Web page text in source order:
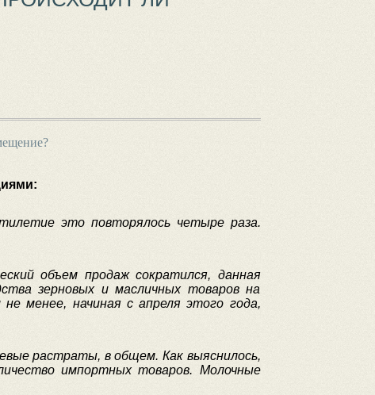
это повторялось четыре раза.
объем продаж сократился, данная
зерновых и масличных товаров на
менее, начиная с апреля этого года,
растраты, в общем. Как выяснилось,
импортных товаров. Молочные